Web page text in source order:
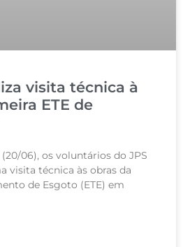
visita técnica à
ETE de
06), os voluntários do JPS
visita técnica às obras da
de Esgoto (ETE) em